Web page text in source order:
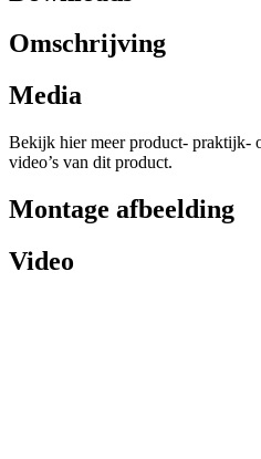
Omschrijving
Media
Bekijk hier meer product- praktijk-
video’s van dit product.
Montage afbeelding
Video